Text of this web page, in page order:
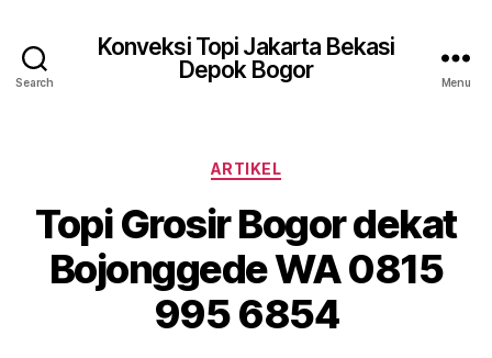
Search
Konveksi Topi Jakarta Bekasi
Depok Bogor
Menu
Categories
ARTIKEL
Topi Grosir Bogor dekat
Bojonggede WA 0815
995 6854